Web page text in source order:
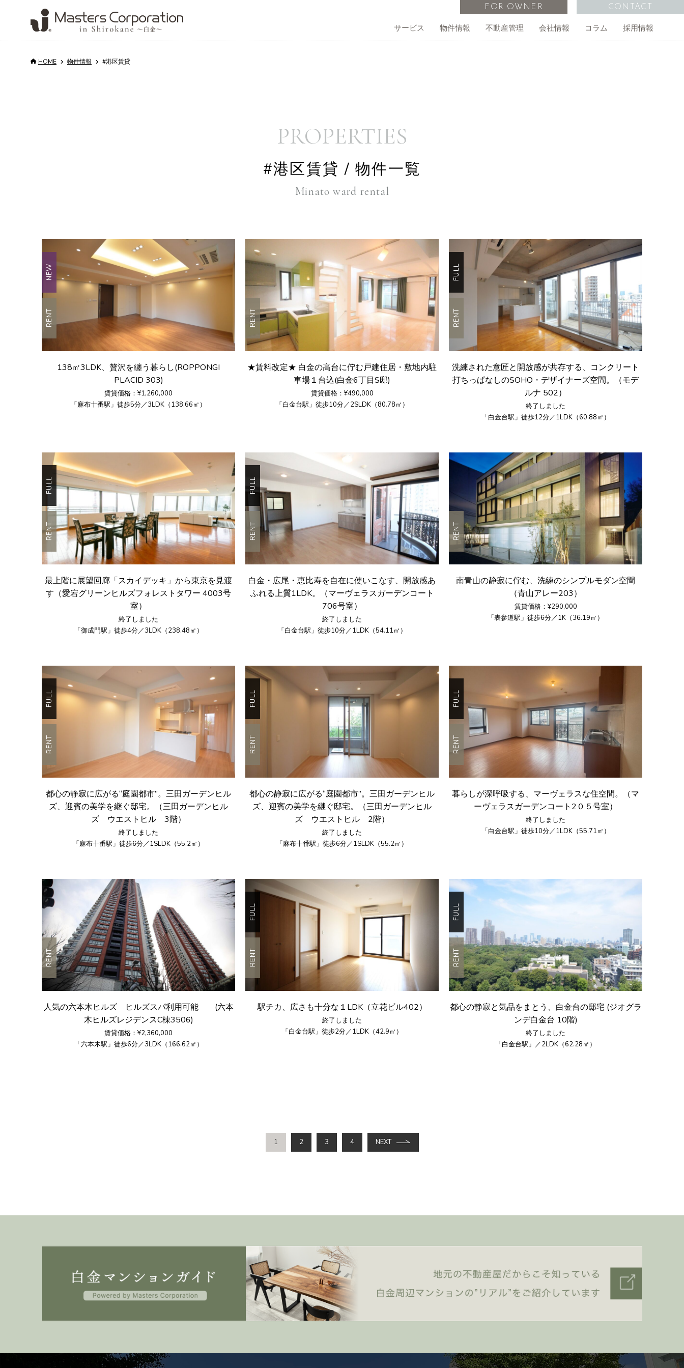
サービス 物件情報 不動産管理 会社情報 コラム 採用情報
FOR OWNER CONTACT
HOME 物件情報 #港区賃貸
PROPERTIES
#港区賃貸 / 物件一覧
Minato ward rental
RENT
NEW
138㎡3LDK、贅沢を纏う暮らし(ROPPONGI
PLACID 303)
賃貸価格：¥1,260,000
「麻布十番駅」徒歩5分／3LDK（138.66㎡）
RENT
★賃料改定★ 白金の高台に佇む戸建住居・敷地内駐
車場１台込(白金6丁目S邸)
賃貸価格：¥490,000
「白金台駅」徒歩10分／2SLDK（80.78㎡）
RENT
FULL
洗練された意匠と開放感が共存する、コンクリート
打ちっぱなしのSOHO・デザイナーズ空間。（モデ
ルナ 502）
終了しました
「白金台駅」徒歩12分／1LDK（60.88㎡）
RENT
FULL
最上階に展望回廊「スカイデッキ」から東京を見渡
す（愛宕グリーンヒルズフォレストタワー 4003号
室）
終了しました
「御成門駅」徒歩4分／3LDK（238.48㎡）
RENT
FULL
白金・広尾・恵比寿を自在に使いこなす、開放感あ
ふれる上質1LDK。（マーヴェラスガーデンコート
706号室）
終了しました
「白金台駅」徒歩10分／1LDK（54.11㎡）
RENT
南青山の静寂に佇む、洗練のシンプルモダン空間
（青山アレー203）
賃貸価格：¥290,000
「表参道駅」徒歩6分／1K（36.19㎡）
RENT
FULL
都心の静寂に広がる“庭園都市”。三田ガーデンヒル
ズ、迎賓の美学を継ぐ邸宅。（三田ガーデンヒル
ズ ウエストヒル 3階）
終了しました
「麻布十番駅」徒歩6分／1SLDK（55.2㎡）
RENT
FULL
都心の静寂に広がる“庭園都市”。三田ガーデンヒル
ズ、迎賓の美学を継ぐ邸宅。（三田ガーデンヒル
ズ ウエストヒル 2階）
終了しました
「麻布十番駅」徒歩6分／1SLDK（55.2㎡）
RENT
FULL
暮らしが深呼吸する、マーヴェラスな住空間。（マ
ーヴェラスガーデンコート2０５号室）
終了しました
「白金台駅」徒歩10分／1LDK（55.71㎡）
RENT
人気の六本木ヒルズ ヒルズスパ利用可能 (六本
木ヒルズレジデンスC棟3506)
賃貸価格：¥2,360,000
「六本木駅」徒歩6分／3LDK（166.62㎡）
RENT
FULL
駅チカ、広さも十分な１LDK（立花ビル402）
終了しました
「白金台駅」徒歩2分／1LDK（42.9㎡）
RENT
FULL
都心の静寂と気品をまとう、白金台の邸宅 (ジオグラ
ンデ白金台 10階)
終了しました
「白金台駅」／2LDK（62.28㎡）
1 2 3 4 NEXT